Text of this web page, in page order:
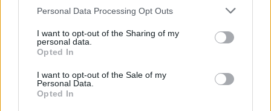
Please note that this website/app uses one or more Google
not limited to your visit or usage behaviour. You may click to
grant or deny consent to Google and its third-party tags to
use your data for below specified purposes in below Google
consent section.
Personal Data Processing Opt Outs
I want to opt-out of the Sharing of my
personal data.
Opted In
I want to opt-out of the Sale of my
Personal Data.
Opted In
ευρώ. Συνεχίζουμε, σε στενή συνεργασία με
κράτους να φτάσει άμεσα, σε αυτούς που το
δικαιούνται. Σε αυτούς που έχουν πληγεί από αυτή
τη μεγάλη φυσική καταστροφή. Και θα το
κάνουμε», κατέληξε ο κ. Τριαντόπουλος.